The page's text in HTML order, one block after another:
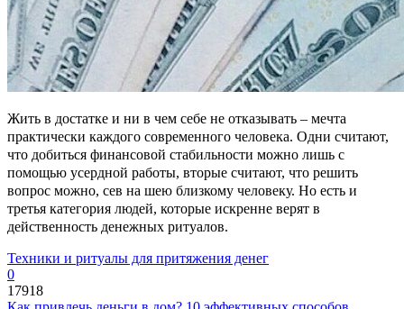
Жить в достатке и ни в чем себе не отказывать – мечта
практически каждого современного человека. Одни считают,
что добиться финансовой стабильности можно лишь с
помощью усердной работы, вторые считают, что решить
вопрос можно, сев на шею близкому человеку. Но есть и
третья категория людей, которые искренне верят в
действенность денежных ритуалов.
Техники и ритуалы для притяжения денег
0
17918